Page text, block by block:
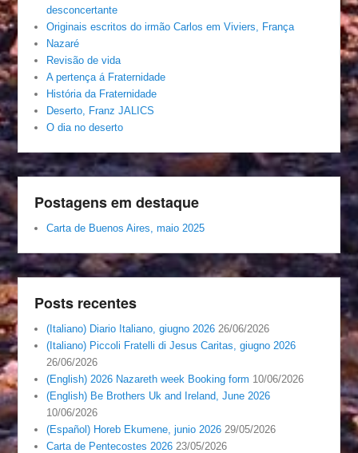
desconcertante
Originais escritos do irmão Carlos em Viviers, França
Nazaré
Revisão de vida
A pertença á Fraternidade
História da Fraternidade
Deserto, Franz JALICS
O dia no deserto
Postagens em destaque
Carta de Buenos Aires, maio 2025
Posts recentes
(Italiano) Diario Italiano, giugno 2026 26/06/2026
(Italiano) Piccoli Fratelli di Jesus Caritas, giugno 2026
26/06/2026
(English) 2026 Nazareth week Booking form 10/06/2026
(English) Be Brothers Uk and Ireland, June 2026
10/06/2026
(Español) Horeb Ekumene, junio 2026 29/05/2026
Carta de Pentecostes 2026 23/05/2026